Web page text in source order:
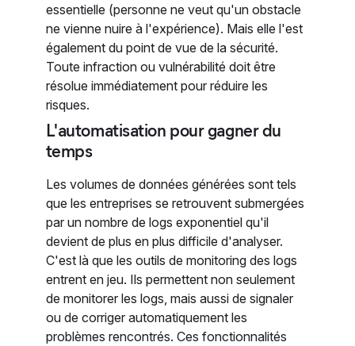
essentielle (personne ne veut qu'un obstacle
ne vienne nuire à l'expérience). Mais elle l'est
également du point de vue de la sécurité.
Toute infraction ou vulnérabilité doit être
résolue immédiatement pour réduire les
risques.
L'automatisation pour gagner du
temps
Les volumes de données générées sont tels
que les entreprises se retrouvent submergées
par un nombre de logs exponentiel qu'il
devient de plus en plus difficile d'analyser.
C'est là que les outils de monitoring des logs
entrent en jeu. Ils permettent non seulement
de monitorer les logs, mais aussi de signaler
ou de corriger automatiquement les
problèmes rencontrés. Ces fonctionnalités